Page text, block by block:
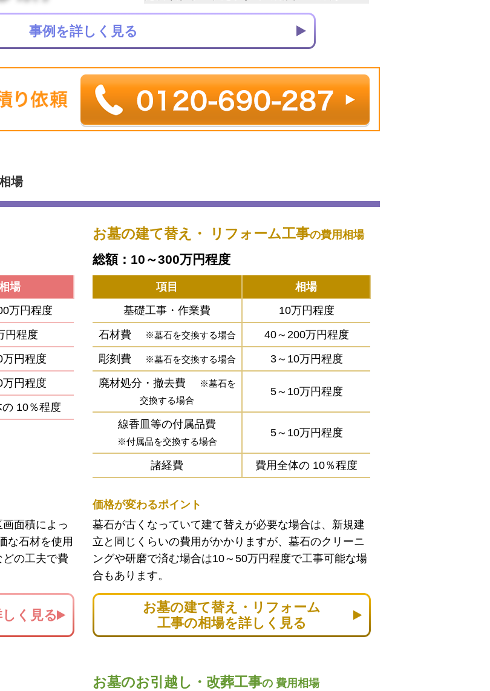
事例を詳しく見る
場
場
万円程度
円程度
万円程度
万円程度
の 10％程度
面積によっ
な石材を使用
の工夫で費
く見る
お墓の建て替え・ リフォーム工事の費用相場
総額：10～300万円程度
項目
相場
基礎工事・作業費
10万円程度
石材費
※墓石を交換する場合
40～200万円程度
彫刻費
※墓石を交換する場合
3～10万円程度
廃材処分・撤去費
※墓石を
交換する場合
5～10万円程度
線香皿等の付属品費
※付属品を交換する場合
5～10万円程度
諸経費 費用全体の 10％程度
価格が変わるポイント
墓石が古くなっていて建て替えが必要な場合は、新規建
立と同じくらいの費用がかかりますが、墓石のクリーニ
ングや研磨で済む場合は10～50万円程度で工事可能な場
合もあります。
お墓の建て替え・リフォーム
工事の相場を詳しく見る
お墓のお引越し・改葬工事の 費用相場